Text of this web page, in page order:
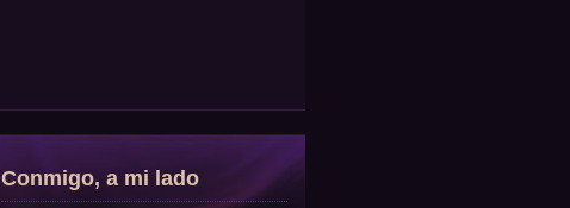
Conmigo, a mi lado